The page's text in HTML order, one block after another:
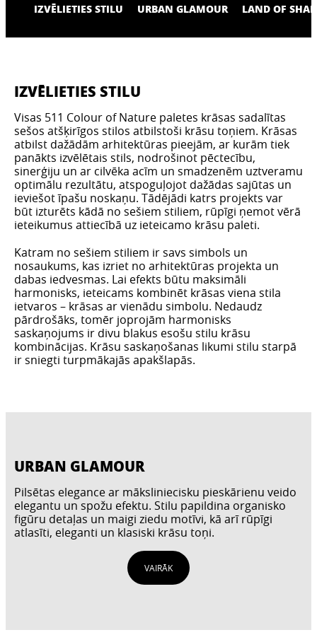
IZVĒLIETIES STILU URBAN GLAMOUR LAND OF
IZVĒLIETIES STILU
Visas 511 Colour of Nature paletes krāsas sadalītas
sešos atšķirīgos stilos atbilstoši krāsu toņiem. Krāsas
atbilst dažādām arhitektūras pieejām, ar kurām tiek
panākts izvēlētais stils, nodrošinot pēctecību,
sinerģiju un ar cilvēka acīm un smadzenēm uztveramu
optimālu rezultātu, atspoguļojot dažādas sajūtas un
ieviešot īpašu noskaņu. Tādējādi katrs projekts var
būt izturēts kādā no sešiem stiliem, rūpīgi ņemot vērā
ieteikumus attiecībā uz ieteicamo krāsu paleti.
Katram no sešiem stiliem ir savs simbols un
nosaukums, kas izriet no arhitektūras projekta un
dabas iedvesmas. Lai efekts būtu maksimāli
harmonisks, ieteicams kombinēt krāsas viena stila
ietvaros – krāsas ar vienādu simbolu. Nedaudz
pārdrošāks, tomēr joprojām harmonisks
saskaņojums ir divu blakus esošu stilu krāsu
kombinācijas. Krāsu saskaņošanas likumi stilu starpā
ir sniegti turpmākajās apakšlapās.
URBAN GLAMOUR
Pilsētas elegance ar māksliniecisku pieskārienu veido
elegantu un spožu efektu. Stilu papildina organisko
figūru detaļas un maigi ziedu motīvi, kā arī rūpīgi
atlasīti, eleganti un klasiski krāsu toņi.
VAIRĀK